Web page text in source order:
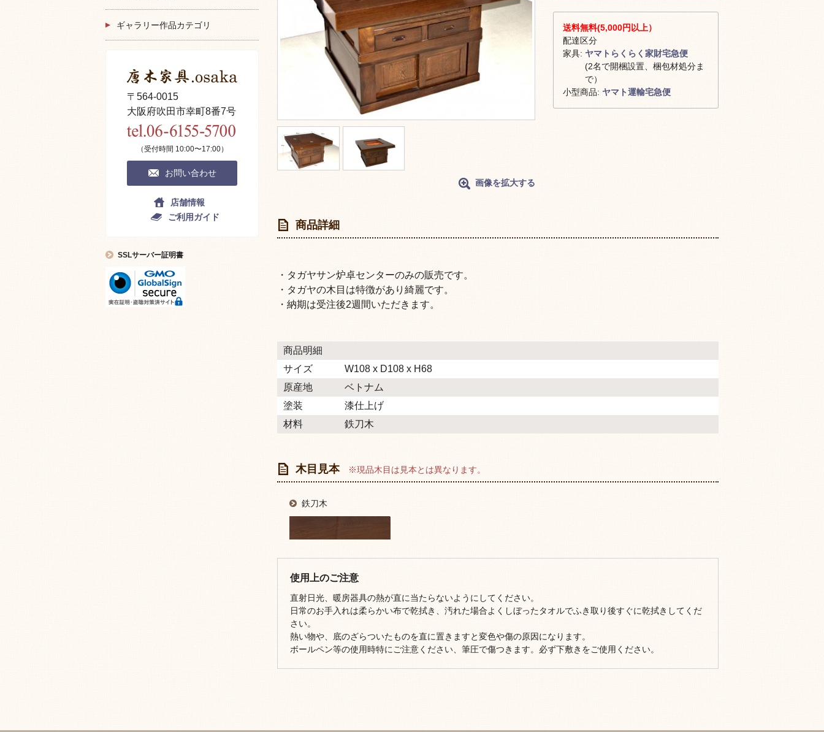
画像を拡大する
送料無料(5,000円以上）
配達区分
家具: ヤマトらくらく家財宅急便
(2名で開梱設置、梱包材処分ま
で）
小型商品: ヤマト運輸宅急便
商品詳細
・タガヤサン炉卓センターのみの販売です。
・タガヤの木目は特徴があり綺麗です。
・納期は受注後2週間いただきます。
商品明細
サイズ
W108 x D108 x H68
原産地
ベトナム
塗装
漆仕上げ
材料
鉄刀木
木目見本 ※現品木目は見本とは異なります。
鉄刀木
使用上のご注意
直射日光、暖房器具の熱が直に当たらないようにしてください。
日常のお手入れは柔らかい布で乾拭き、汚れた場合よくしぼったタオルでふき取り後すぐに乾拭きしてくだ
さい。
熱い物や、底のざらついたものを直に置きますと変色や傷の原因になります。
ボールペン等の使用時特にご注意ください、筆圧で傷つきます。必ず下敷きをご使用ください。
ギャラリー作品カテゴリ
〒564-0015
大阪府吹田市幸町8番7号
（受付時間 10:00〜17:00）
お問い合わせ
店舗情報
ご利用ガイド
SSLサーバー証明書